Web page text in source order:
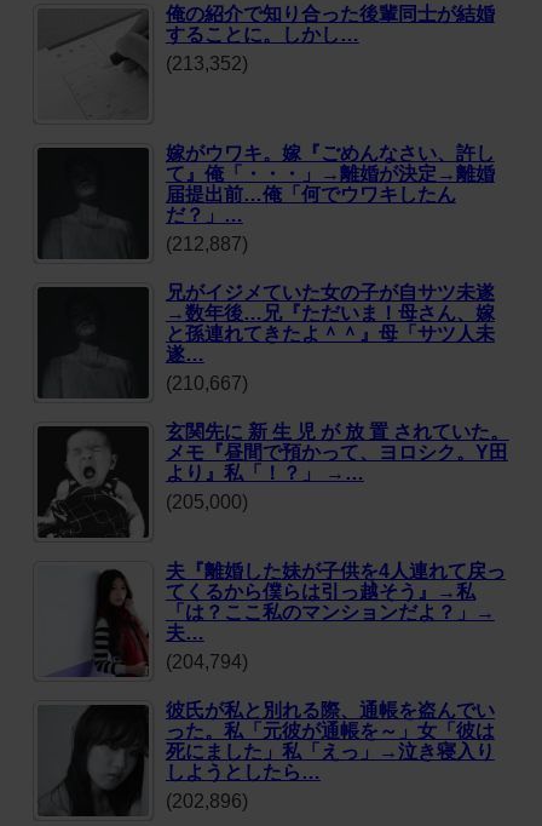
俺の紹介で知り合った後輩同士が結婚
することに。しかし…
(213,352)
嫁がウワキ。嫁『ごめんなさい、許し
て』俺「・・・」→離婚が決定→離婚
届提出前…俺「何でウワキしたん
だ？」…
(212,887)
兄がイジメていた女の子が自サツ未遂
→数年後…兄『ただいま！母さん、嫁
と孫連れてきたよ＾＾』母「サツ人未
遂…
(210,667)
玄関先に 新 生 児 が 放 置 されていた。
メモ『昼間で預かって、ヨロシク。Y田
より』私「！？」 →…
(205,000)
夫『離婚した妹が子供を4人連れて戻っ
てくるから僕らは引っ越そう』→私
「は？ここ私のマンションだよ？」→
夫…
(204,794)
彼氏が私と別れる際、通帳を盗んでい
った。私「元彼が通帳を～」女「彼は
死にました」私「えっ」→泣き寝入り
しようとしたら…
(202,896)